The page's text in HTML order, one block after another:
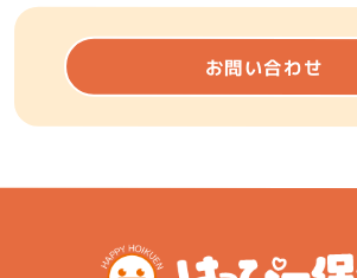
メールでのお問い
お問い合わせ